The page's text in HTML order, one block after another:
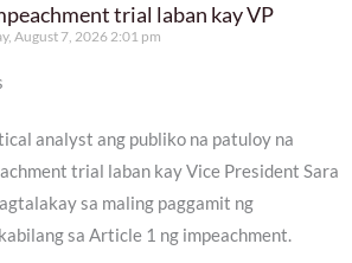
trial laban kay VP
August 7, 2026 2:01 pm
analyst ang publiko na patuloy na
trial laban kay Vice President Sara
sa maling paggamit ng
sa Article 1 ng impeachment.